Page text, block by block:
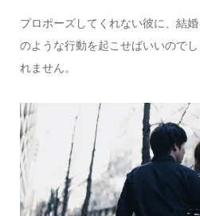
プロポーズしてくれない彼に、結
のような行動を起こせばいいので
れません。